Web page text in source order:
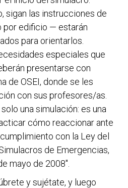
sigan las instrucciones de
por edificio — estarán
para orientarlos.
especiales que
presentarse con
de OSEI, donde se les
con sus profesores/as.
una simulación: es una
cómo reaccionar ante
con la Ley del
de Emergencias,
mayo de 2008″.
y sujétate, y luego